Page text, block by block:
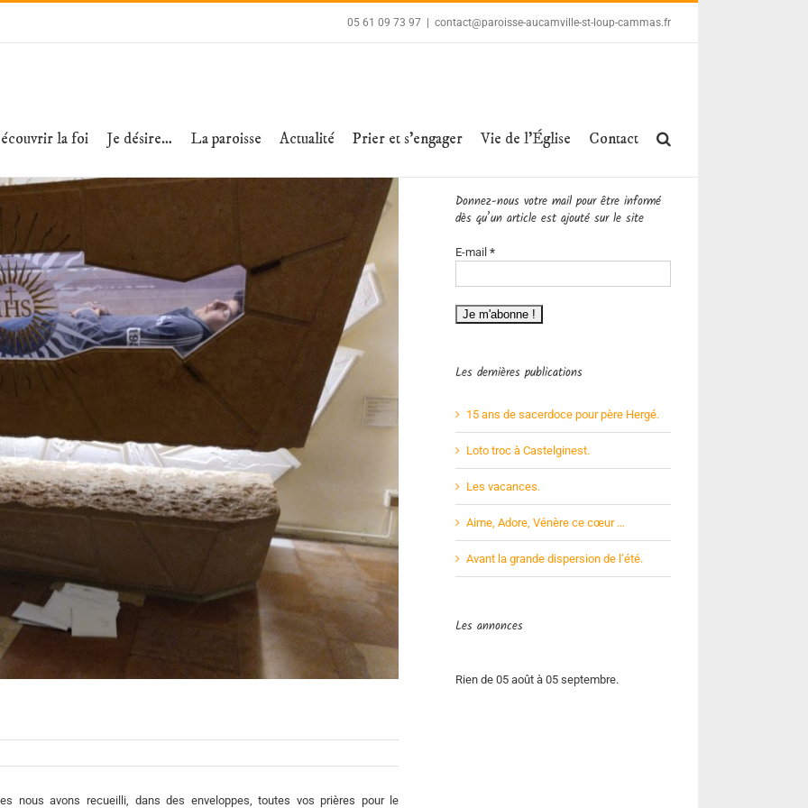
05 61 09 73 97 contact@paroisse-aucamville-st-loup-cammas.fr
la foi Je désire… La paroisse Actualité Prier et s’engager Vie de l’Église Contact
nous avons recueilli, dans des enveloppes, toutes vos prières pour le
Donnez-nous votre mail pour être informé
dès qu’un article est ajouté sur le site
E-mail *
Les dernières publications
15 ans de sacerdoce pour père Hergé.
Loto troc à Castelginest.
Les vacances.
Aime, Adore, Vénère ce cœur …
Avant la grande dispersion de l’été.
Les annonces
Rien de 05 août à 05 septembre.